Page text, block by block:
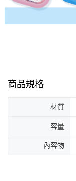
商品規格
材質
容量
內容物